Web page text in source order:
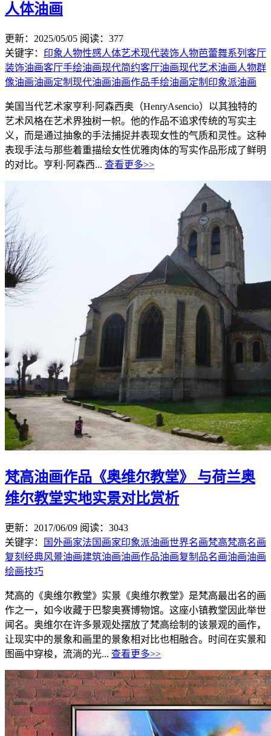
人体油画
更新：2025/05/05 阅读：377
关键字： 印象人物性感人体艺术现代装饰人物芭蕾舞系列 客厅
装饰油画客厅手绘油画现代简约客厅油画现代艺术油画人物群
像油画油画定制 现代油画油画作品手绘油画定制 印象派油画
美国当代艺术家亨利·阿森西奥（HenryAsencio）以其独特的
艺术风格在艺术界独树一帜。他的作品不追求传统的写实主
义，而是通过抽象的手法捕捉并表现女性的气质和灵性。这种
表现手法与那些着重描绘女性优雅肉体的写实作品形成了鲜明
的对比。亨利·阿森西... 查看更多>>
梵高油画作品《奥维尔教堂》 与荷兰奥
维尔教堂实地实景对比赏析
更新：2017/06/09 阅读：3043
关键字：
国外画家法国画家印象派油画世界名画梵高梵高名画
复刻 经典风景油画建筑油画油画作品油画复制品名画油画油画
绘画技巧
梵高的《奥维尔教堂》实景《奥维尔教堂》是梵高最出名的画
作之一，如今收藏于巴黎奥赛博物馆。这座小镇教堂因此举世
闻名。奥维尔在许多景观处摆放了梵高绘制的该景观的画作，
让现实中的景象和画里的景象相对比也相融合。时间在实景和
图画中穿梭，流淌的光... 查看更多>>